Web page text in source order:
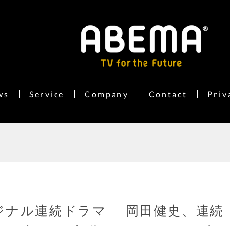
Service Company Contact
ナル連続ドラマ 岡田健史、連続